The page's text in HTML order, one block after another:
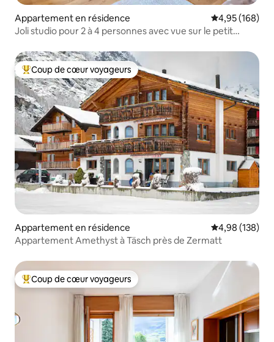
Appartement en résidence Évaluation
4,95 (168)
Joli studio pour 2 à 4 personnes avec vue sur le petit
Coups de cœur voyageurs les plus appréciés
Coup de cœur voyageurs
Appartement en résidence Évaluation
4,98 (138)
Appartement Amethyst à Täsch près de Zermatt
Coups de cœur voyageurs les plus appréciés
Coup de cœur voyageurs